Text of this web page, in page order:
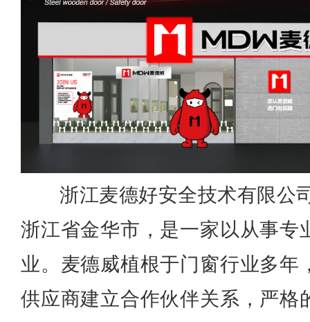
浙江麦德好安全技术有限公
浙江省金华市，是一家以从事专
业。麦德威植根于门窗行业多年
供应商建立合作伙伴关系，严格